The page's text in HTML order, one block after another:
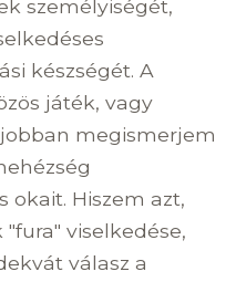
személyiségét,
készségét. A
játék, vagy
megismerjem
okait. Hiszem azt,
viselkedése,
válasz a